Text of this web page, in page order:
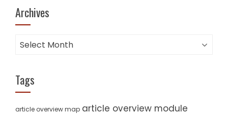
Archives
Archives
Tags
article overview map article overview module